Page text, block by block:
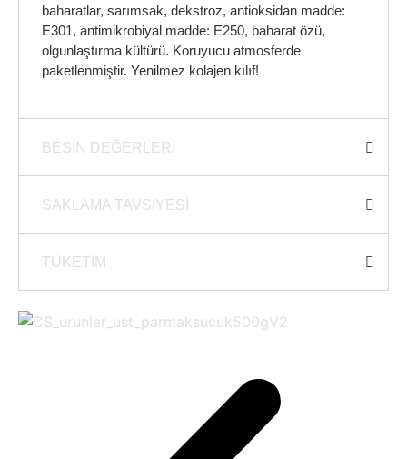
baharatlar, sarımsak, dekstroz, antioksidan madde:
E301, antimikrobiyal madde: E250, baharat özü,
olgunlaştırma kültürü. Koruyucu atmosferde
paketlenmiştir. Yenilmez kolajen kılıf!
BESİN DEĞERLERİ
SAKLAMA TAVSİYESİ
TÜKETİM